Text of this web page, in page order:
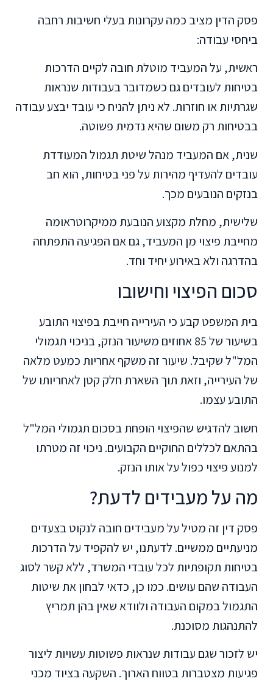
פסק הדין מציב כמה עקרונות בעלי חשיבות רחבה
ביחסי עבודה:
ראשית, על המעביד מוטלת חובה לקיים הדרכות
בטיחות לעובדים גם כשמדובר בעבודות שנראות
שגרתיות או חוזרות. לא ניתן להניח כי עובד יבצע עבודה
בבטיחות רק משום שהיא נדמית פשוטה.
שנית, אם המעביד מנהל שיטת תגמול המעודדת
עובדים להעדיף מהירות על פני בטיחות, הוא חב
בנזקים הנובעים מכך.
שלישית, מחלת מקצוע הנובעת ממיקרוטראומה
מחייבת פיצוי מן המעביד, גם אם הפגיעה התפתחה
בהדרגה ולא באירוע יחיד וחד.
סכום הפיצוי וחישובו
בית המשפט קבע כי העירייה חייבת בפיצוי התובע
בשיעור של 85 אחוזים משיעור הנזק, בניכוי תגמולי
המל"ל שקיבל. שיעור זה משקף אחריות כמעט מלאה
של העירייה, וזאת תוך השארת חלק קטן לאחריותו של
התובע עצמו.
חשוב להדגיש שהפיצוי הופחת בסכום תגמולי המל"ל
בהתאם לכללים החוקיים הקבועים. ניכוי זה מטרתו
למנוע פיצוי כפול על אותו הנזק.
מה על מעבידים לדעת?
פסק דין זה מטיל על מעבידים חובה לנקוט בצעדים
מניעתיים ממשיים. לדעתנו, יש להקפיד על הדרכות
בטיחות תקופתיות לכל עובדי המשרד, ללא קשר לסוג
העבודה שהם עושים. כמו כן, כדאי לבחון את שיטות
התגמול במקום העבודה ולוודא שאין בהן תמריץ
להתנהגות מסוכנת.
יש לזכור שגם עבודות שנראות פשוטות עשויות ליצור
פגיעות מצטברות בטווח הארוך. השקעה בציוד מכני